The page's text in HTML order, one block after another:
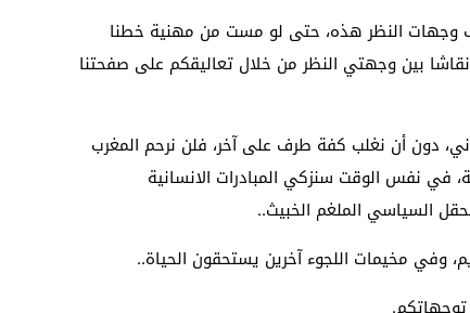
وجهات النظر هذه، حتى لو مست من مهنية خطنا
نقاشا بين وجهتي النظر من خلال تعاليقكم على صفحتنا
دون أن نغلب كفة طرف على آخر، فلن نرحم المغرب
في نفس الوقت سنزكي المبادرات الانسانية
السياسي الملغم الخبيث..
وفي مخيمات اللجوء آخرين يستحقون الحياة..